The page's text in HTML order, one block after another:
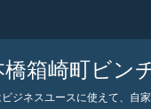
橋箱崎町ビン
ジネスユースに使えて、自